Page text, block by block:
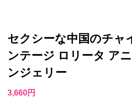
セクシーな中国のチャ
ンテージ ロリータ ア
ンジェリー
3,660円